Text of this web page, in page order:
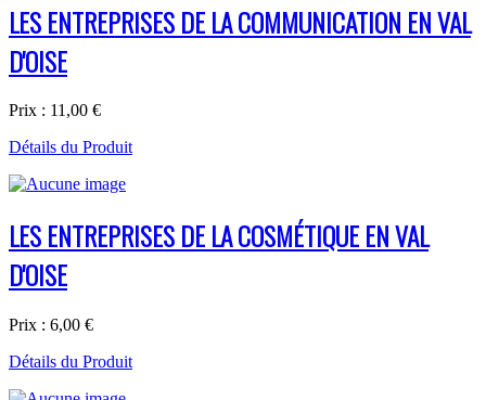
LES ENTREPRISES DE LA COMMUNICATION EN VAL
D'OISE
Prix : 11,00 €
Détails du Produit
LES ENTREPRISES DE LA COSMÉTIQUE EN VAL
D'OISE
Prix : 6,00 €
Détails du Produit